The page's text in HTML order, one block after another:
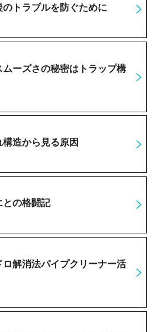
トラブルを防ぐために
ーズさの秘密はトラップ構
造から見る原因
との格闘記
解消法パイプクリーナー活